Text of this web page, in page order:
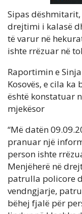
Sipas
drejtimi i kalasë
të varur në
ishte rrëzuar në
Raportimin e
Kosovës, e cila
është konstatuar
mjekësor
“Më datën
pranuar një
person ishte
Menjëherë në
patrulla policore
vendngjarje,
bëhej fjalë për